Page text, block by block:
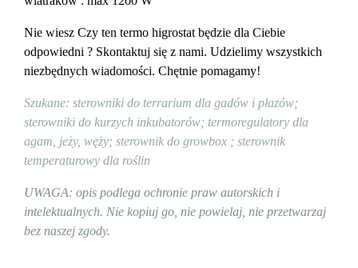
Nie wiesz Czy ten termo higrostat będzie dla Ciebie
odpowiedni ? Skontaktuj się z nami. Udzielimy wszystkich
niezbędnych wiadomości. Chętnie pomagamy!
Szukane: sterowniki do terrarium dla gadów i płazów;
sterowniki do kurzych inkubatorów; termoregulatory dla
agam, jeży, węży; sterownik do growbox ; sterownik
temperaturowy dla roślin
UWAGA: opis podlega ochronie praw autorskich i
intelektualnych. Nie kopiuj go, nie powielaj, nie przetwarzaj
bez naszej zgody.